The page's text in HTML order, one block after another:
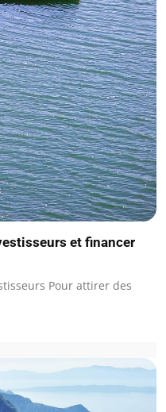
et financer
Pour attirer des